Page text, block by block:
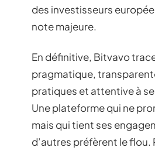
des investisseurs
note majeure.
En définitive, Bitvavo
pragmatique,
pratiques et attentive à
Une plateforme qui ne
mais qui tient ses
d’autres préfèrent le flou.